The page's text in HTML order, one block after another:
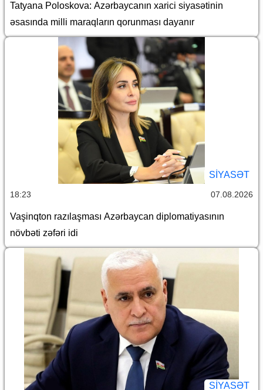
Tatyana Poloskova: Azərbaycanın xarici siyasətinin
əsasında milli maraqların qorunması dayanır
SİYASƏT
18:23 07.08.2026
Vaşinqton razılaşması Azərbaycan diplomatiyasının
növbəti zəfəri idi
SİYASƏT